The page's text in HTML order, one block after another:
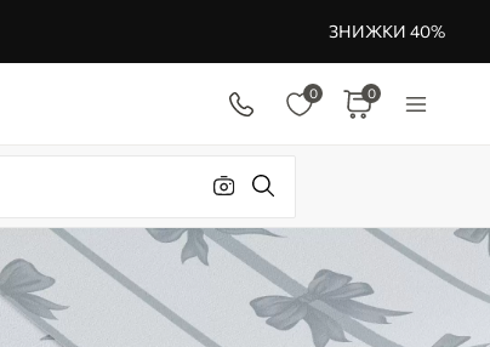
ЗНИЖКИ 40%
0 0